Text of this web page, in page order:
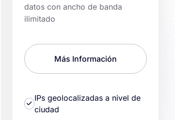
datos con ancho de banda
ilimitado
Más Información
IPs geolocalizadas a nivel de
ciudad